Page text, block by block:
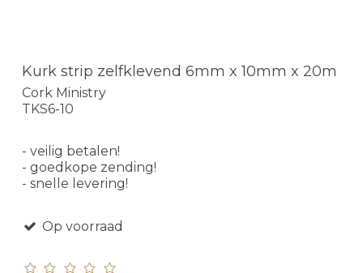
Kurk strip zelfklevend 6mm x 10mm x 20m
Cork Ministry
TKS6-10
- veilig betalen!
- goedkope zending!
- snelle levering!
Op voorraad